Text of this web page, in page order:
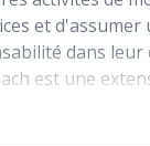
et d'assumer
dans leur
est une